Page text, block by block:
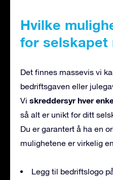
Hvilke
for selskapet
Det finnes massevis vi
bedriftsgaven eller
Vi skreddersyr hver
så alt er unikt for ditt
Du er garantert å ha en
mulighetene er virkelig
Legg til bedriftslogo